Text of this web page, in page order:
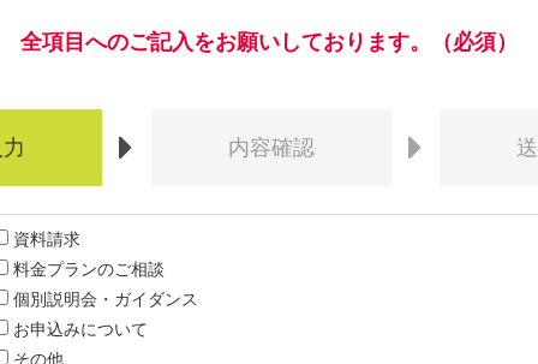
全項目へのご記入をお願いしております。（必須）
内容確認
資料請求
料金プランのご相談
個別説明会・ガイダンス
お申込みについて
その他